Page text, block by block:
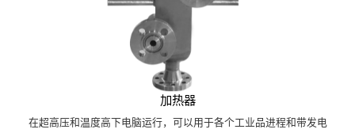
加热器
在超高压和温度高下电脑运行，可以用于各个工业品进程和带发电